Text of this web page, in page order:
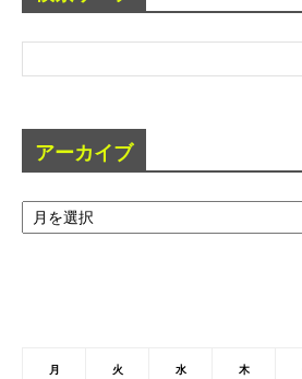
アーカイブ
ア
ー
月 火 水 木